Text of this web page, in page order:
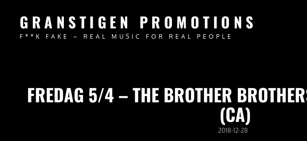
GRANSTIGEN PROMOTIONS
F**K FAKE – REAL MUSIC FOR REAL PEOPLE
FREDAG 5/4 – THE BROTHER
(CA)
PUBLICERAT
2018-12-28